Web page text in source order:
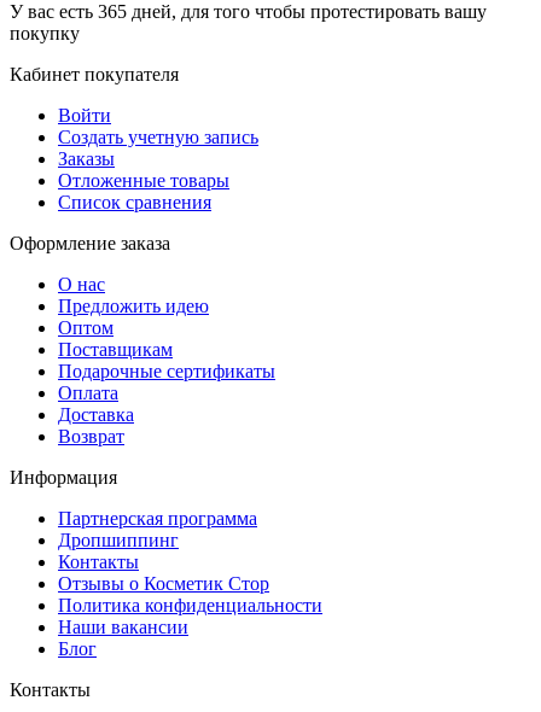
У вас есть 365 дней, для того чтобы протестировать вашу
покупку
Кабинет покупателя
Войти
Создать учетную запись
Заказы
Отложенные товары
Список сравнения
Оформление заказа
О нас
Предложить идею
Оптом
Поставщикам
Подарочные сертификаты
Оплата
Доставка
Возврат
Информация
Партнерская программа
Дропшиппинг
Контакты
Отзывы о Косметик Стор
Политика конфиденциальности
Наши вакансии
Блог
Контакты